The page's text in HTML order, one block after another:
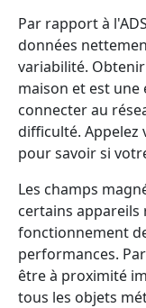
Par rapport à
données
variabilité.
maison et est une
connecter au
difficulté.
pour savoir si
Les champs
certains
fonctionnement
performances.
être à proximité
tous les objets